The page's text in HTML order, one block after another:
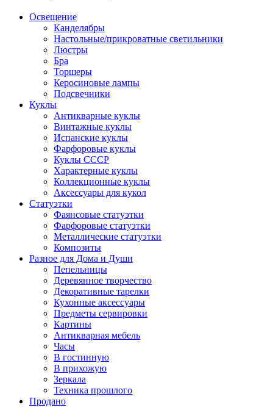
Освещение
Канделябры
Настольные/прикроватные светильники
Люстры
Бра
Торшеры
Керосиновые лампы
Подсвечники
Куклы
Антикварные куклы
Винтажные куклы
Испанские куклы
Фарфоровые куклы
Куклы СССР
Характерные куклы
Коллекционные куклы
Аксессуары для кукол
Статуэтки
Фаянсовые статуэтки
Фарфоровые статуэтки
Металлические статуэтки
Композиты
Разное для Дома и Души
Пепельницы
Деревянное творчество
Декоративные тарелки
Кухонные аксессуары
Предметы сервировки
Картины
Антикварная мебель
Часы
В гостинную
В прихожую
Зеркала
Техника прошлого
Продано